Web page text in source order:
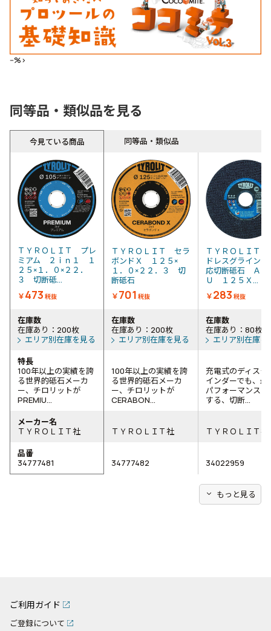
--%>
同等品・類似品を見る
今見ている商品 同等品・類似品
ＴＹＲＯＬＩＴ プレ
ミアム ２ｉｎ１ １
２５×１．０×２２．
３ 切断砥...
￥473 税抜
ＴＹＲＯＬＩＴ セラ
ボンドＸ １２５×
１．０×２２．３ 切
断砥石
￥701 税抜
ＴＹＲＯＬＩＴ
ドレスグラインダ
応切断砥石 ＡＣ
Ｕ １２５Ｘ...
￥283 税抜
在庫数
在庫あり：200枚
エリア別在庫を見る
在庫数
在庫あり：200枚
エリア別在庫を見る
在庫数
在庫あり：80枚
エリア別在庫を
特長
100年以上の実績を誇
る世界的砥石メーカ
ー、チロリットが
PREMIU...
100年以上の実績を誇
る世界的砥石メーカ
ー、チロリットが
CERABON...
充電式のディスク
インダーでも、最
パフォーマンスを
する、切断...
メーカー名
ＴＹＲＯＬＩＴ社
ＴＹＲＯＬＩＴ社
ＴＹＲＯＬＩＴ社
品番
34777481
34777482 34022959
expand_more もっと見る
ご利用ガイド
ご登録について